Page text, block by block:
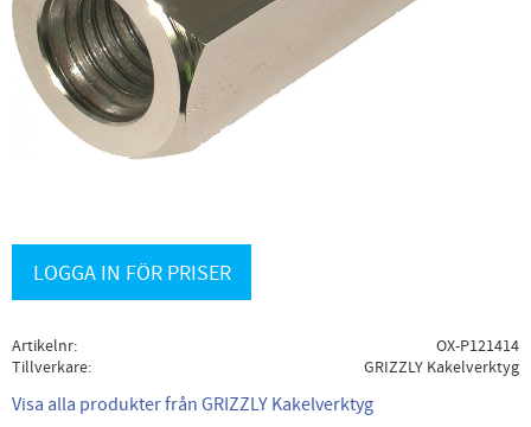
LOGGA IN FÖR PRISER
Artikelnr
OX-P121414
Tillverkare
GRIZZLY Kakelverktyg
Visa alla produkter från GRIZZLY Kakelverktyg